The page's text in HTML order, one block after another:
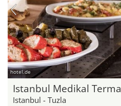
hotel.de
Istanbul Medikal
Istanbul - Tuzla